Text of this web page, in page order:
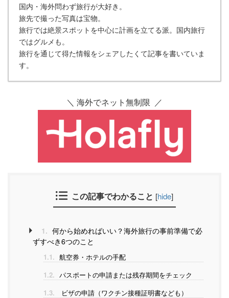
国内・海外問わず旅行が大好き。
旅先で撮った写真は宝物。
旅行では絶景スポットを中心に計画を立てる派。国内旅行
ではグルメも。
旅行を通じて得た情報をシェアしたくて記事を書いていま
す。
＼ 海外でネット無制限 ／
この記事でわかること [hide]
1. 何から始めればいい？海外旅行の事前準備で必
ずすべき6つのこと
1.1. 航空券・ホテルの手配
1.2. パスポートの申請または残存期間をチェック
1.3.
ビザの申請（ワクチン接種証明書なども）